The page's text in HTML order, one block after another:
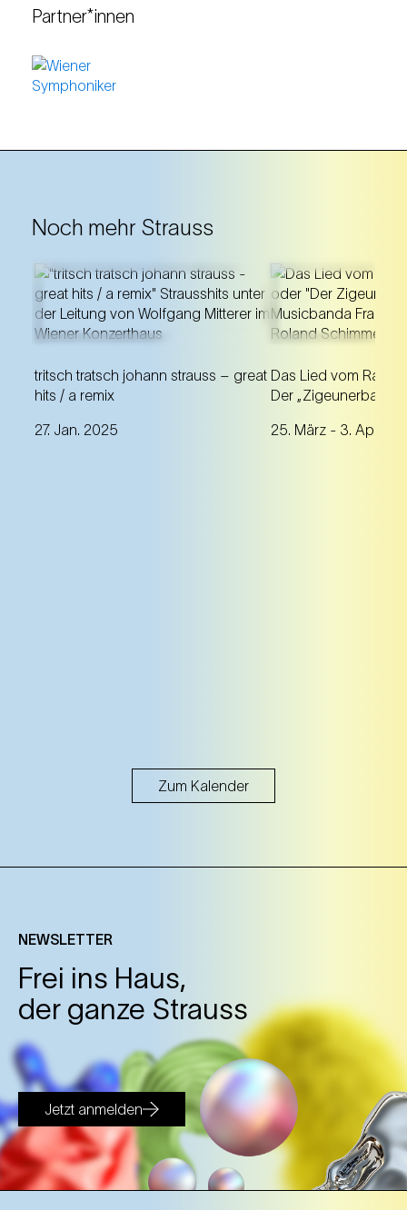
Partner*innen
Noch mehr Strauss
tritsch tratsch johann strauss – great
hits / a remix
27. Jan. 2025
Eine fesselnde Uraufführung
Strauss-Hits ins heute.
Das Lied vom Rand
Der „Zigeunerbaron“
25. März - 3. Apr.
Musiktheater
in einer
Musicbanda
Libretto von
Zum Kalender
NEWSLETTER
Frei ins Haus,
der ganze Strauss
Jetzt anmelden